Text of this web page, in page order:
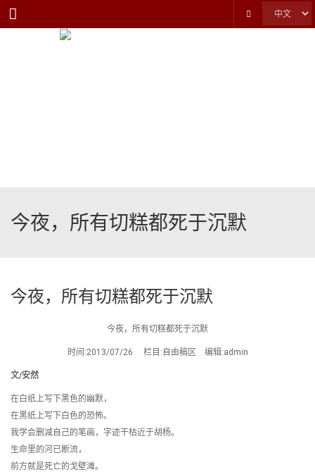
Menu
今夜，所有切糕都死于沉默
今夜，所有切糕都死于沉默
今夜，所有切糕都死于沉默
时间:2013/07/26 栏目:自由稿区 编辑:admin
文/安然
在白纸上写下黑色的幽默，
在黑纸上写下白色的恐怖。
我学会删减自己的笔画，字迹干枯近于胡杨。
生命里的河已断流，
前方就是死亡的戈壁滩。